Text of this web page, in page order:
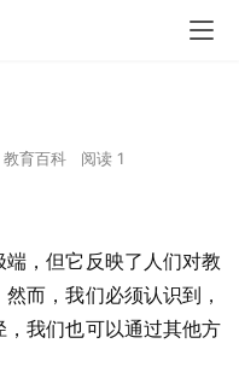
教育百科 阅读 1
，但它反映了人们对教
而，我们必须认识到，
我们也可以通过其他方